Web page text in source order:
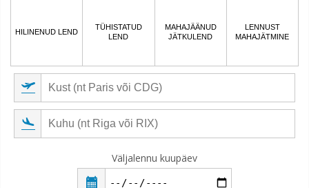
HILINENUD LEND
TÜHISTATUD
LEND
MAHAJÄÄNUD
JÄTKULEND
LENNUST
MAHAJÄTMINE
Väljalennu kuupäev